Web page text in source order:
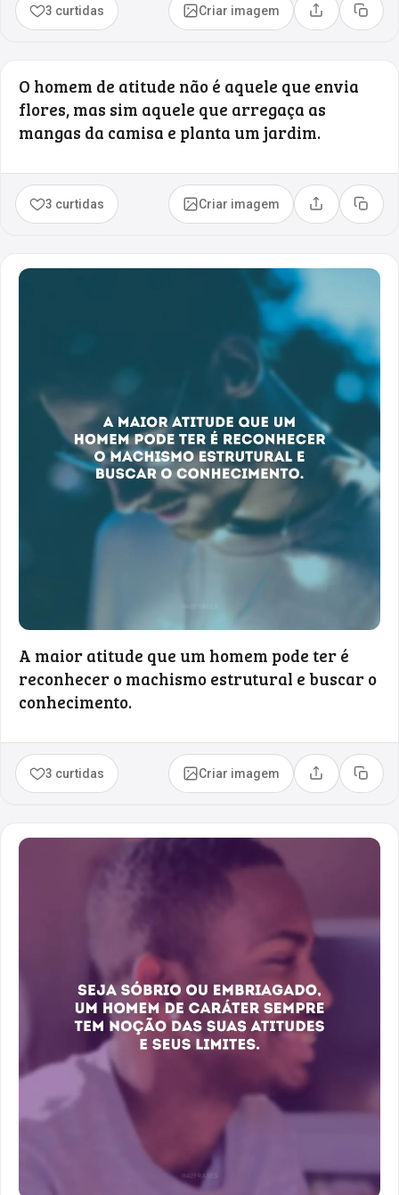
3 curtidas Criar imagem Compartilhar
Copiar
O homem de atitude não é aquele que envia
flores, mas sim aquele que arregaça as
mangas da camisa e planta um jardim.
3 curtidas Criar imagem Compartilhar
Copiar
A maior atitude que um homem pode ter é
reconhecer o machismo estrutural e buscar o
conhecimento.
3 curtidas Criar imagem Compartilhar
Copiar